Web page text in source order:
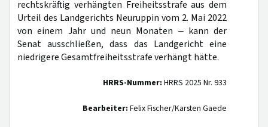
rechtskräftig verhängten Freiheitsstrafe aus dem
Urteil des Landgerichts Neuruppin vom 2. Mai 2022
von einem Jahr und neun Monaten ‒ kann der
Senat ausschließen, dass das Landgericht eine
niedrigere Gesamtfreiheitsstrafe verhängt hätte.
HRRS-Nummer: HRRS 2025 Nr. 933
Bearbeiter: Felix Fischer/Karsten Gaede